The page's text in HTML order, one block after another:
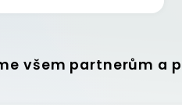
všem partnerům a